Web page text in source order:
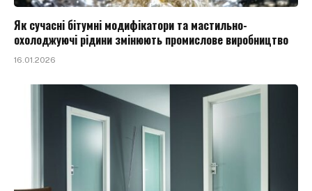
Як сучасні бітумні модифікатори та мастильно-
охолоджуючі рідини змінюють промислове виробництво
16.01.2026